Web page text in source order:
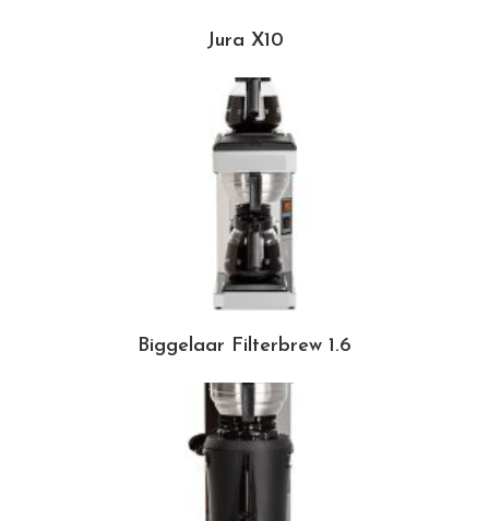
Jura X10
Biggelaar Filterbrew 1.6